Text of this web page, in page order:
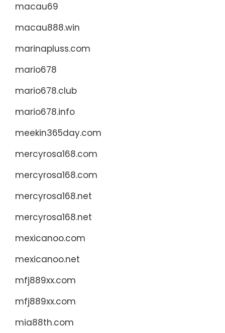
macau69
macau888.win
marinapluss.com
mario678
mario678.club
mario678.info
meekin365day.com
mercyrosa168.com
mercyrosa168.com
mercyrosa168.net
mercyrosa168.net
mexicanoo.com
mexicanoo.net
mfj889xx.com
mfj889xx.com
mia88th.com